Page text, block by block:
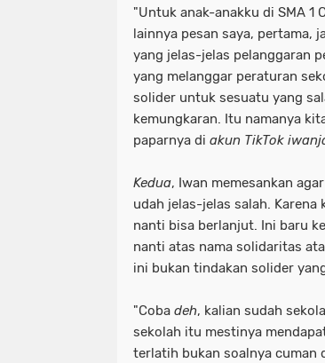
"Untuk anak-anakku di SMA 1
lainnya pesan saya, pertama,
yang jelas-jelas pelanggaran
yang melanggar peraturan
solider untuk sesuatu yang
kemungkaran. Itu namanya
paparnya di akun TikTok
Kedua, Iwan memesankan
udah jelas-jelas salah. Karena
nanti bisa berlanjut. Ini baru
nanti atas nama solidaritas
ini bukan tindakan solider
"Coba deh, kalian sudah
sekolah itu mestinya
terlatih bukan soalnya cuman